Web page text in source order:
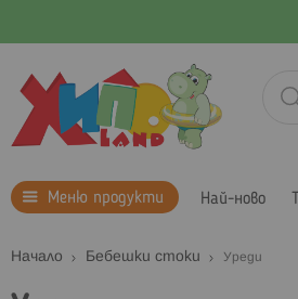
Меню продукти Най-ново
Начало Бебешки стоки Уреди